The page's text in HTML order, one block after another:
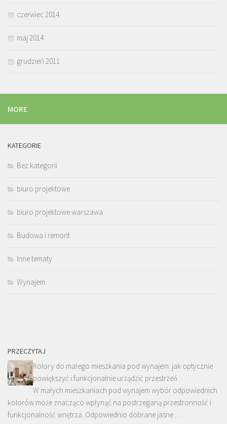
czerwiec 2014
maj 2014
grudzień 2011
MORE
KATEGORIE
Bez kategorii
biuro projektowe
biuro projektowe warszawa
Budowa i remont
Inne tematy
Wynajem
PRZECZYTAJ
Kolory do małego mieszkania pod wynajem: jak optycznie
powiększyć i funkcjonalnie urządzić przestrzeń
W małych mieszkaniach pod wynajem wybór odpowiednich
kolorów może znacząco wpłynąć na postrzeganą przestronność i
funkcjonalność wnętrza. Odpowiednio dobrane jasne …